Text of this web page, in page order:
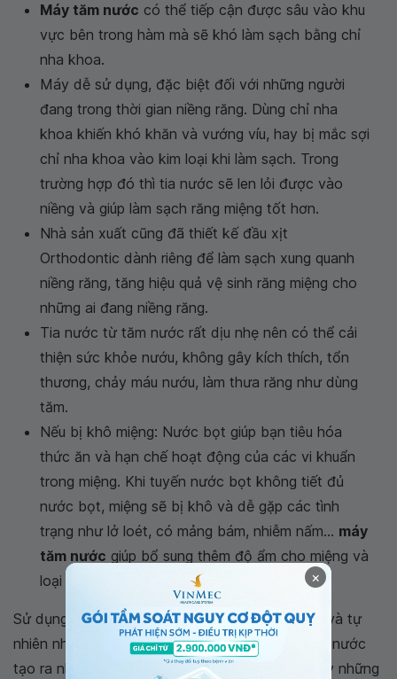
Máy tăm nước có thể tiếp cận được sâu vào khu
vực bên trong hàm mà sẽ khó làm sạch bằng chỉ
nha khoa.
Máy dễ sử dụng, đặc biệt đối với những người
đang trong thời gian niềng răng. Dùng chỉ nha
khoa khiến khó khăn và vướng víu, hay bị mắc sợi
chỉ nha khoa vào kim loại khi làm sạch. Trong
trường hợp đó thì tia nước sẽ len lỏi được vào
niềng và giúp làm sạch răng miệng tốt hơn.
Nhà sản xuất cũng đã thiết kế đầu xịt
Orthodontic dành riêng để làm sạch xung quanh
niềng răng, tăng hiệu quả vệ sinh răng miệng cho
những ai đang niềng răng.
Tia nước từ tăm nước rất dịu nhẹ nên có thể cải
thiện sức khỏe nướu, không gây kích thích, tổn
thương, chảy máu nướu, làm thưa răng như dùng
tăm.
Nếu bị khô miệng: Nước bọt giúp bạn tiêu hóa
thức ăn và hạn chế hoạt động của các vi khuẩn
trong miệng. Khi tuyến nước bọt không tiết đủ
nước bọt, miệng sẽ bị khô và dễ gặp các tình
trạng như lở loét, có mảng bám, nhiễm nấm... máy
tăm nước giúp bổ sung thêm độ ẩm cho miệng và
loại bỏ mảng bám hình thành do khô miệng.
Sử dụng tăm nước là một trong những cách dễ và tự
nhiên nhất để giúp răng trở nên trắng sáng. Tăm nước
tạo ra những tia nước nhỏ đủ mạnh để đánh bay những
×